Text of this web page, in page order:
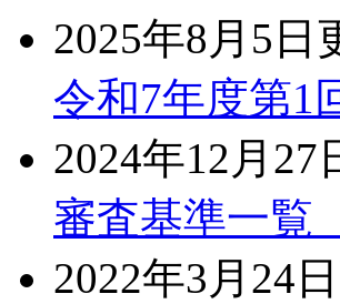
2025年8月5日
令和7年度第
2024年12月27
審査基準一覧
2022年3月24